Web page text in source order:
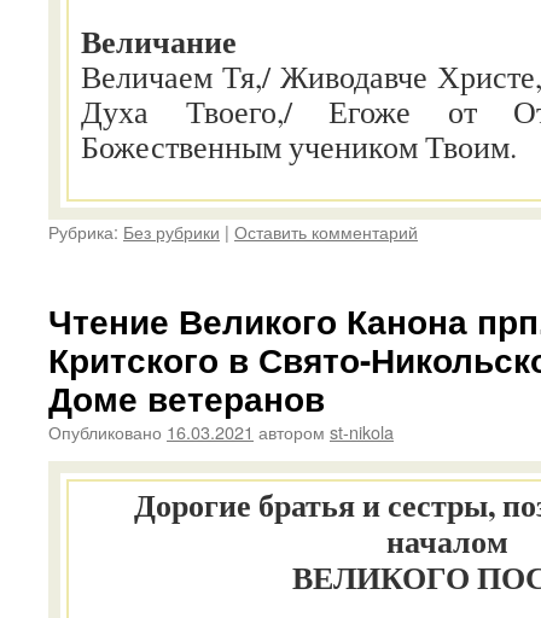
Величание
Величаем Тя,/ Живодавче
Духа Твоего,/ Егоже от
Божественным учеником Твоим.
Рубрика: Без рубрики | Оставить комментарий
Чтение Великого Канона
Критского в Свято-
Доме ветеранов
Опубликовано 16.03.2021 автором st-nikola
Дорогие братья и сестры,
началом
ВЕЛИКОГО